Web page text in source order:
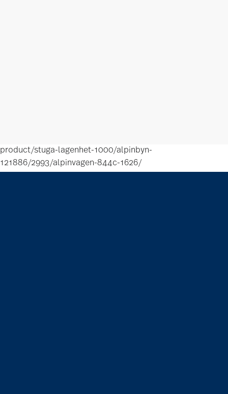
product/stuga-lagenhet-1000/alpinbyn-
121886/2993/alpinvagen-844c-1626/